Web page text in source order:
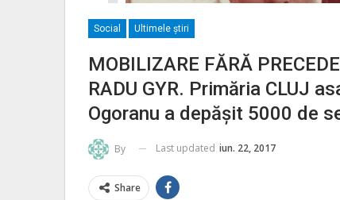
Social Ultimele ştiri
MOBILIZARE FĂRĂ
RADU GYR. Primăria CLUJ
Ogoranu a depăşit 5000 de
By Last updated iun. 22, 2017
Share